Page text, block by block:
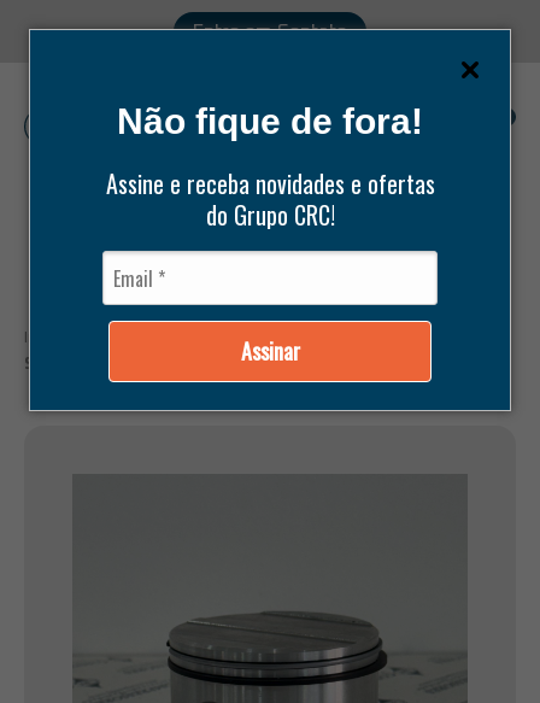
Não fique de fora!
Assine e receba novidades e ofertas
do Grupo CRC!
Assinar
Entre em Contato
Bitzer /
STD COM PINO, ANÉIS E TRAVAS